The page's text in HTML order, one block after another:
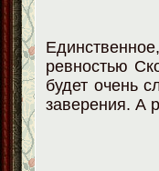
ревностью
будет очень
заверения. А